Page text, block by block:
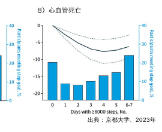
出典：京都大学、2023年